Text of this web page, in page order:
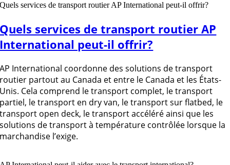
Quels services de transport routier AP International peut-il offrir?
Quels services de transport routier AP
International peut-il offrir?
AP International coordonne des solutions de transport
routier partout au Canada et entre le Canada et les États-
Unis. Cela comprend le transport complet, le transport
partiel, le transport en dry van, le transport sur flatbed, le
transport open deck, le transport accéléré ainsi que les
solutions de transport à température contrôlée lorsque la
marchandise l’exige.